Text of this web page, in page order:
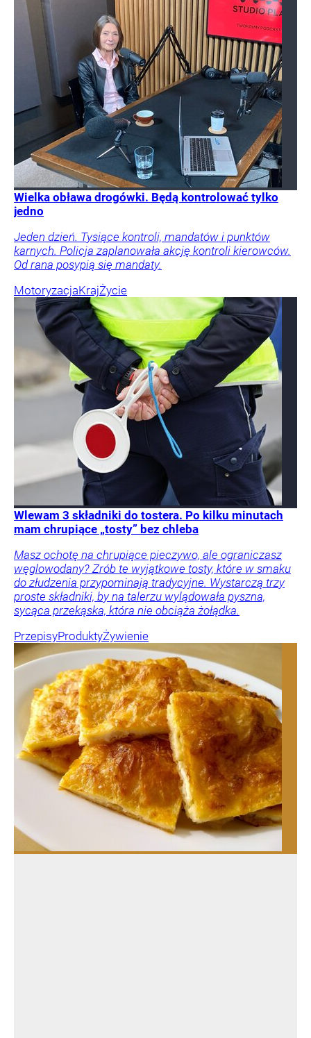
Wielka obława drogówki. Będą kontrolować tylko
jedno
Jeden dzień. Tysiące kontroli, mandatów i punktów
karnych. Policja zaplanowała akcję kontroli kierowców.
Od rana posypią się mandaty.
MotoryzacjaKrajŻycie
Wlewam 3 składniki do tostera. Po kilku minutach
mam chrupiące „tosty” bez chleba
Masz ochotę na chrupiące pieczywo, ale ograniczasz
węglowodany? Zrób te wyjątkowe tosty, które w smaku
do złudzenia przypominają tradycyjne. Wystarczą trzy
proste składniki, by na talerzu wylądowała pyszna,
sycąca przekąska, która nie obciąża żołądka.
PrzepisyProduktyŻywienie